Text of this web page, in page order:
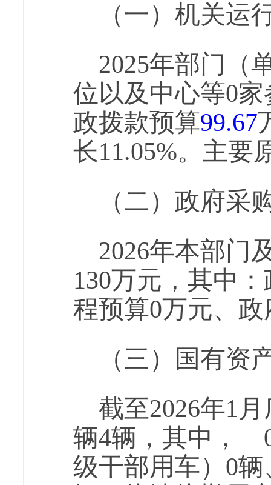
（一）机关运
2025年部门（
位以及中心等0
政拨款预算99.67
长11.05%。主要
（二）政府采
2026年本部门
130万元，其中
程预算0万元、
（三）国有资
截至2026年1
辆4辆，其中，
级干部用车）0